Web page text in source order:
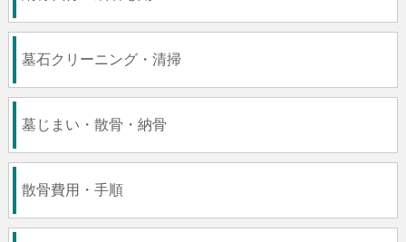
墓石クリーニング・清掃
墓じまい・散骨・納骨
散骨費用・手順